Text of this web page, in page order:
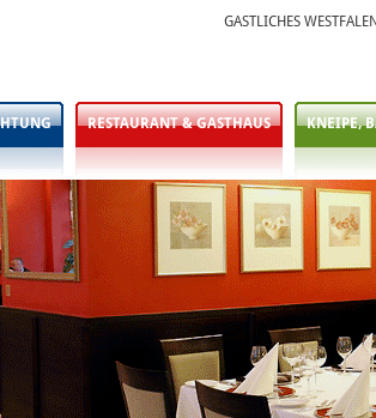
GASTLICHES WESTFALEN
RESTAURANT & GASTHAUS KNEIPE,